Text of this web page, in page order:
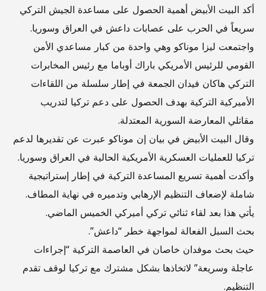
أكد البيت الأبيض أهمية الحصول على مساعدة الجيش التركي
سريعاً في الحرب على عصابات داعش في العراق وسوريا.
واجتمعت ليزا موناكو وهي واحدة من كبار مساعدي الأمن
القومي للرئيس الأمريكي باراك أوباما مع رئيس المخابرات
التركي هاكان فيدان الجمعة في إطار سلسلة من اللقاءات
الأميركية التركية بهدف الحصول على دعم تركيا لتدريب
مقاتلي المعارضة السورية المعتدلة.
وقال البيت الأبيض في بيان إن موناكو عبرت عن تقديرها لدعم
تركيا للعمليات العسكرية الأمريكية الحالية في العراق وسوريا.
وأكدت أهمية تسريع المساعدة التركية في إطار إستراتيجية
شاملة لإضعاف التنظيم الإرهابي وتدميره في نهاية المطاف.
يأتي هذا بعد لقاء ثنائي تركي أميركي الخميس الماضي.
بحث السبل الفعالة لمواجهة خطر “داعش”.
حيث بحث موفدان خاصان في العاصمة التركية “إجراءات
عاجلة وسريعة” لاتخاذها بشكل مشترك مع تركيا لوقف تقدم
التنظيم.